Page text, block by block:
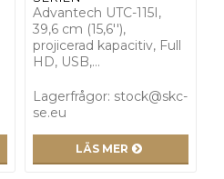
Advantech UTC-115I,
39,6 cm (15,6''),
projicerad kapacitiv, Full
HD, USB,…
Lagerfrågor: stock@skc-
se.eu
LÄS MER